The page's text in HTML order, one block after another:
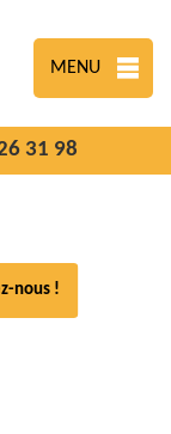
MENU
31 98
nous !